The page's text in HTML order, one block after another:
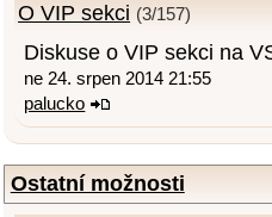
O VIP sekci (3/157)
Diskuse o VIP sekci na
ne 24. srpen 2014 21:55
palucko
Ostatní možnosti